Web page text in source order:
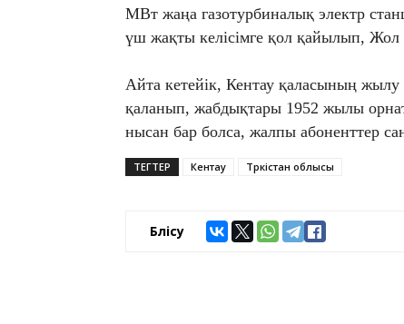
МВт жаңа газотурбиналық электр
үш жақты келісімге қол қайылып, Жол
Айта кетейік, Кентау қаласының
қаланып, жабдықтары 1952 жылы
нысан бар болса, жалпы абоненттер
ТЕГТЕР Кентау Түркістан облысы
Бөлісу